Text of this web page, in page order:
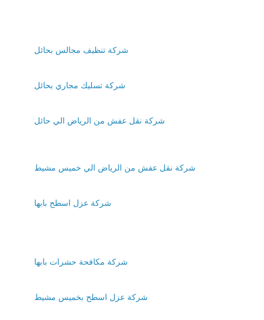
شركة تنظيف مجالس بحائل
شركة تسليك مجاري بحائل
شركة نقل عفش من الرياض الي حائل
شركة نقل عفش من الرياض الي خميس مشيط
شركة عزل اسطح بابها
شركة مكافحة حشرات بابها
شركة عزل اسطح بخميس مشيط